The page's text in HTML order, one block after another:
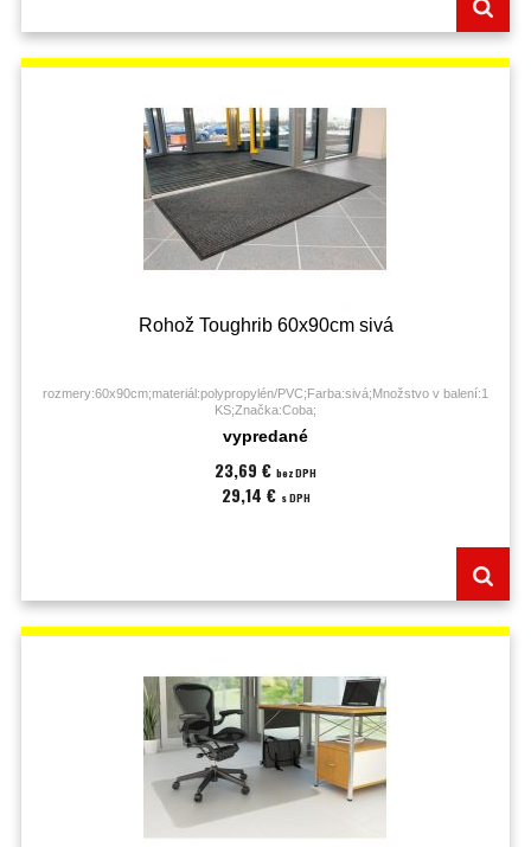
Rohož Toughrib 60x90cm sivá
rozmery:60x90cm;materiál:polypropylén/PVC;Farba:sivá;Množstvo v balení:1
KS;Značka:Coba;
vypredané
23,69 € bez DPH
29,14 € s DPH